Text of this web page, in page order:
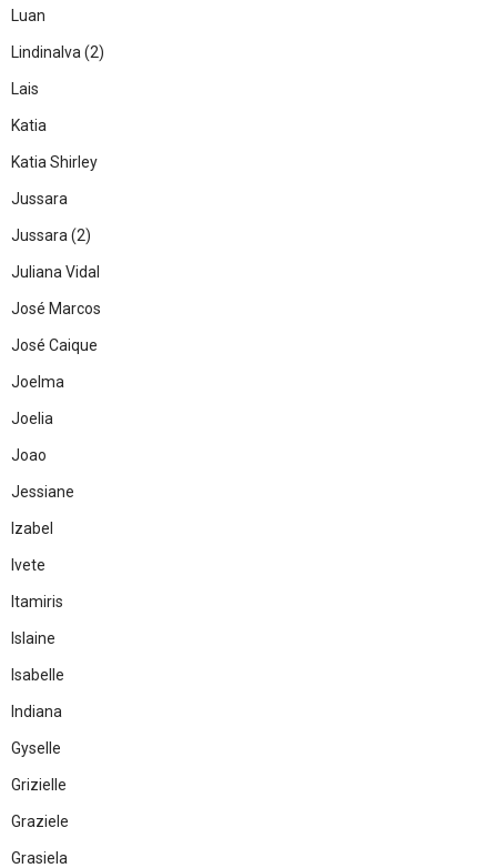
Luan
Lindinalva (2)
Lais
Katia
Katia Shirley
Jussara
Jussara (2)
Juliana Vidal
José Marcos
José Caique
Joelma
Joelia
Joao
Jessiane
Izabel
Ivete
Itamiris
Islaine
Isabelle
Indiana
Gyselle
Grizielle
Graziele
Grasiela